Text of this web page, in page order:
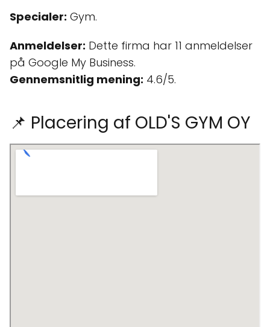
Specialer: Gym.
Anmeldelser: Dette firma har 11 anmeldelser
på Google My Business.
Gennemsnitlig mening: 4.6/5.
📌 Placering af OLD'S GYM OY